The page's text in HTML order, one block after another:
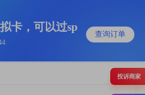
投诉商家
卡，可以过sp
查询订单